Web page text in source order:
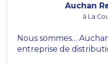
Auchan
à La
Nous sommes…
entreprise de